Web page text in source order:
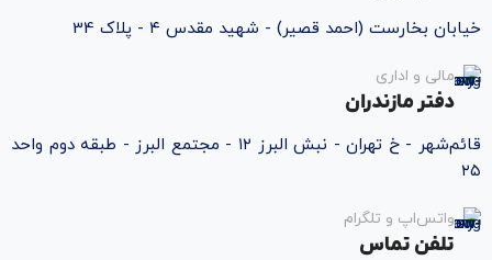
خیابان بخارست (احمد قصیر) - شهید مقدس ۴ - پلاک 34
مالی و اداری
دفتر مازندران
قائم‌شهر - خ تهران - نبش البرز ۱۲ - مجتمع البرز - طبقه دوم واحد
۲۵
واتس‌اپ و تلگرام
تلفن تماس